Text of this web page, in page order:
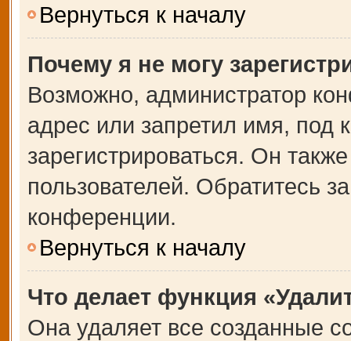
Вернуться к началу
Почему я не могу
Возможно, администратор
адрес или запретил имя, под
зарегистрироваться. Он
пользователей. Обратитесь
конференции.
Вернуться к началу
Что делает функция
Она удаляет все созданные